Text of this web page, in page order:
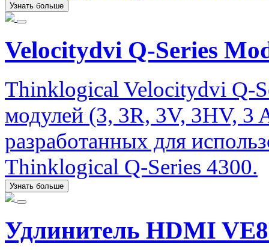
Узнать больше
Velocitydvi Q-Series
Thinklogical Velocitydvi Q-
модулей (3, 3R, 3V, 3HV,
разработанных для
Thinklogical Q-Series 4300.
Узнать больше
Удлинитель HDMI